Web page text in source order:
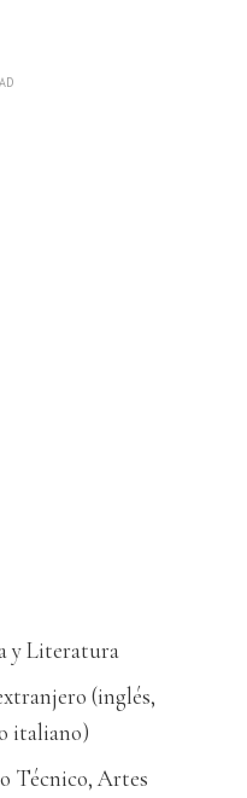
y Literatura
(inglés,
italiano)
Técnico, Artes